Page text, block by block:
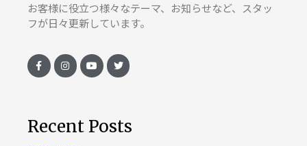
お客様に役立つ様々なテーマ、お知らせなど、スタッ
フが日々更新しています。
Recent Posts